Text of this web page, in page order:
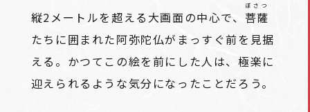
縦2メートルを超える大画面の中心で、 菩薩
ぼさつ
たちに囲まれた阿弥陀仏がまっすぐ前を見据
える。かつてこの絵を前にした人は、極楽に
迎えられるような気分になったことだろう。